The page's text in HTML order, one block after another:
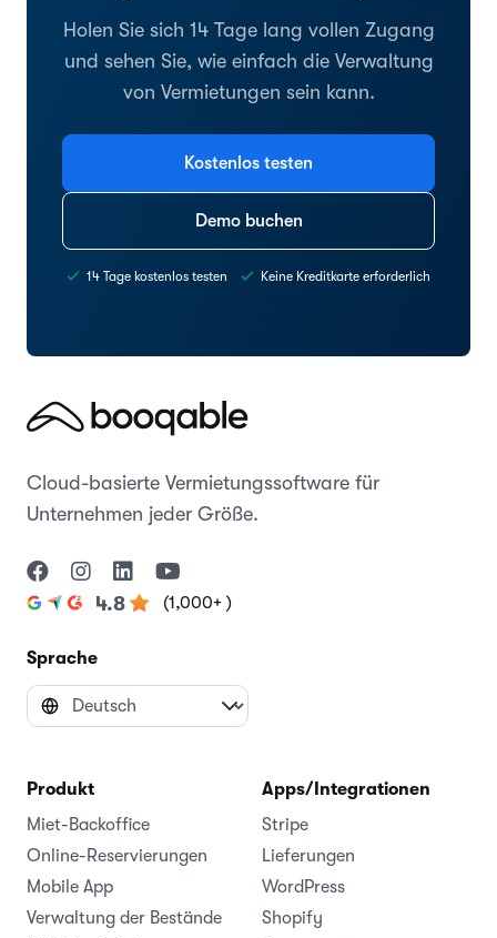
Holen Sie sich 14 Tage lang vollen Zugang
und sehen Sie, wie einfach die Verwaltung
von Vermietungen sein kann.
Kostenlos testen
Demo buchen
14 Tage kostenlos testen Keine Kreditkarte erforderlich
Cloud-basierte Vermietungssoftware für
Unternehmen jeder Größe.
4.8 (1,000+ )
Sprache
Produkt
Miet-Backoffice
Online-Reservierungen
Mobile App
Verwaltung der Bestände
Apps/Integrationen
Stripe
Lieferungen
WordPress
Shopify